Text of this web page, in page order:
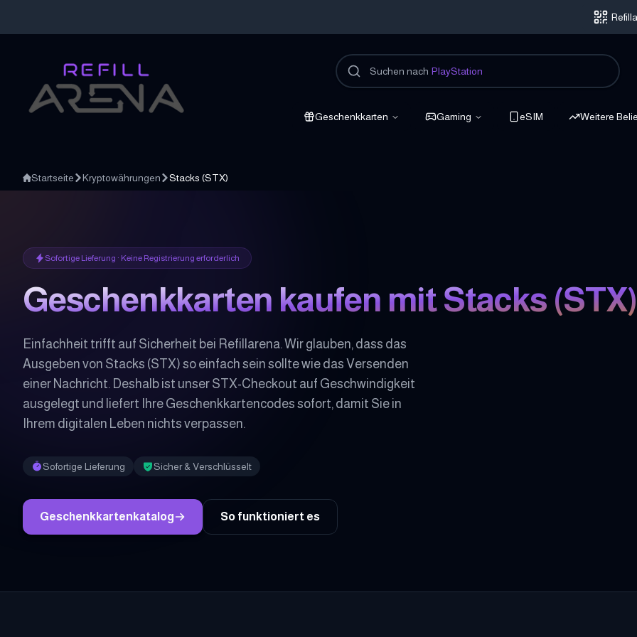
Suchen nach PlayStation
Geschenkkarten Gaming eSIM Weitere
Startseite Kryptowährungen Stacks (STX)
Sofortige Lieferung · Keine Registrierung erforderlich
Geschenkkarten kaufen mitStacks (STX)
Einfachheit trifft auf Sicherheit bei Refillarena. Wir glauben, dass das
Ausgeben von Stacks (STX) so einfach sein sollte wie das Versenden
einer Nachricht. Deshalb ist unser STX-Checkout auf Geschwindigkeit
ausgelegt und liefert Ihre Geschenkkartencodes sofort, damit Sie in
Ihrem digitalen Leben nichts verpassen.
Sofortige Lieferung Sicher & Verschlüsselt
Geschenkkartenkatalog So funktioniert es